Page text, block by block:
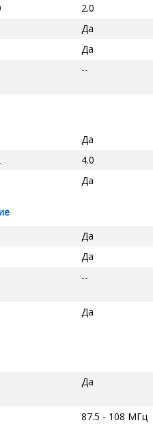
2.0
Да
Да
--
Да
4.0
Да
Да
Да
--
Да
Да
87.5 - 108 МГц